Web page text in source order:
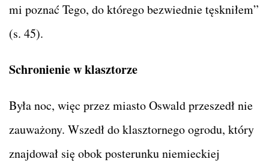
mi poznać Tego, do którego bezwiednie tęskniłem”
(s. 45).
Schronienie w klasztorze
Była noc, więc przez miasto Oswald przeszedł nie
zauważony. Wszedł do klasztornego ogrodu, który
znajdował się obok posterunku niemieckiej